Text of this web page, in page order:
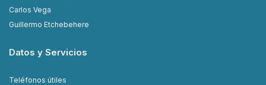
Carlos Vega
Guillermo Etchebehere
Datos y Servicios
Teléfonos útiles